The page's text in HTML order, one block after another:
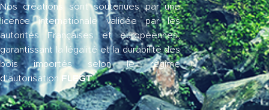
Nos créations sont soutenues par une
licence internationale validée par les
autorités Françaises et européennes,
garantissant la légalité et la durabilité des
bois importés selon le régime
d’autorisation FLEGT.